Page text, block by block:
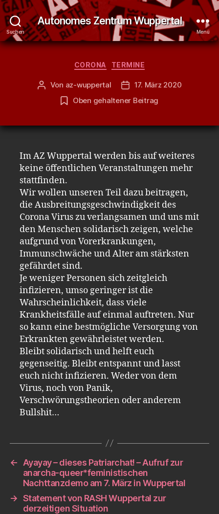
Suchen
Autonomes Zentrum Wuppertal
Menü
Kategorien
CORONA TERMINE
Beitragsautor
Von az-wuppertal Veröffentlichungsdatum
17. März 2020
Oben gehaltener Beitrag
Im AZ Wuppertal werden bis auf weiteres
keine öffentlichen Veranstaltungen mehr
stattfinden.
Wir wollen unseren Teil dazu beitragen,
die Ausbreitungsgeschwindigkeit des
Corona Virus zu verlangsamen und uns mit
den Menschen solidarisch zeigen, welche
aufgrund von Vorerkrankungen,
Immunschwäche und Alter am stärksten
gefährdet sind.
Je weniger Personen sich zeitgleich
infizieren, umso geringer ist die
Wahrscheinlichkeit, dass viele
Krankheitsfälle auf einmal auftreten. Nur
so kann eine bestmögliche Versorgung von
Erkrankten gewährleistet werden.
Bleibt solidarisch und helft euch
gegenseitig. Bleibt entspannt und lasst
euch nicht infizieren. Weder von dem
Virus, noch von Panik,
Verschwörungstheorien oder anderem
Bullshit…
←
Ayayay – dieses Patriarchat! – Aufruf zur
anarcha-queer*feministischen
Nachttanzdemo am 7. März in Wuppertal
→ Statement von RASH Wuppertal zur
derzeitigen Situation